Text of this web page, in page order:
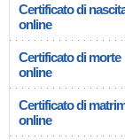
Certificato di
online
Certificato di morte
online
Certificato di
online